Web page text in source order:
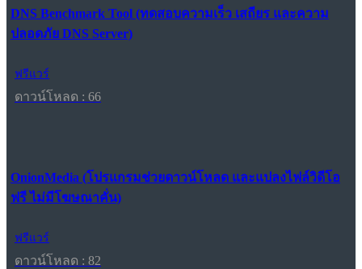
DNS Benchmark Tool (ทดสอบความเร็ว เสถียร และความ
ปลอดภัย DNS Server)
ฟรีแวร์
ดาวน์โหลด : 66
OnionMedia (โปรแกรมช่วยดาวน์โหลด และแปลงไฟล์วิดีโอ
ฟรี ไม่มีโฆษณาคั่น)
ฟรีแวร์
ดาวน์โหลด : 82